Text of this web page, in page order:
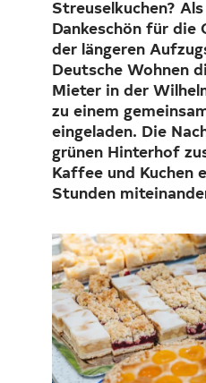
Streuselkuchen?
Dankeschön für die
der längeren
Deutsche Wohnen
Mieter in der
zu einem
eingeladen. Die
grünen Hinterhof
Kaffee und Kuchen
Stunden